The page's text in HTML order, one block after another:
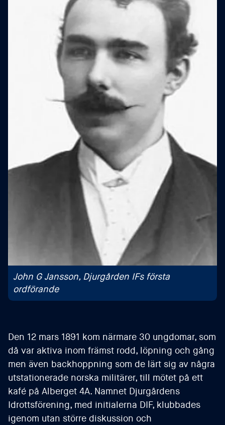
John G Jansson, Djurgården IFs första
ordförande
Den 12 mars 1891 kom närmare 30 ungdomar, som
då var aktiva inom främst rodd, löpning och gång
men även backhoppning som de lärt sig av några
utstationerade norska militärer, till mötet på ett
kafé på Alberget 4A. Namnet Djurgårdens
Idrottsförening, med initialerna DIF, klubbades
igenom utan större diskussion och